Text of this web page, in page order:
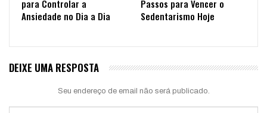
para Controlar a
Ansiedade no Dia a Dia
Passos para Vencer o
Sedentarismo Hoje
DEIXE UMA RESPOSTA
Seu endereço de email não será publicado.